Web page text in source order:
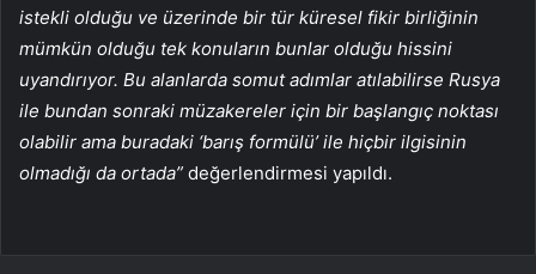
istekli olduğu ve üzerinde bir tür küresel fikir birliğinin
mümkün olduğu tek konuların bunlar olduğu hissini
uyandırıyor. Bu alanlarda somut adımlar atılabilirse Rusya
ile bundan sonraki müzakereler için bir başlangıç ​​noktası
olabilir ama buradaki ‘barış formülü’ ile hiçbir ilgisinin
olmadığı da ortada” değerlendirmesi yapıldı.